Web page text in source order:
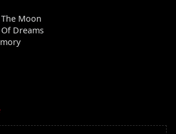
Moon
Dreams